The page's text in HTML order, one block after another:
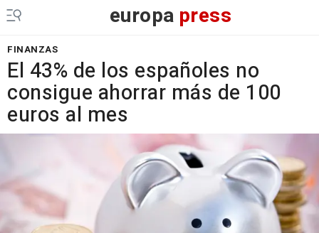
europa press
FINANZAS
El 43% de los españoles no
consigue ahorrar más de 100
euros al mes